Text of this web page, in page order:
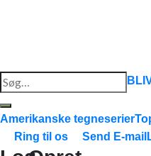
Søg
efter:
Amerikanske tegneserier
Ring til os
Send E-mail